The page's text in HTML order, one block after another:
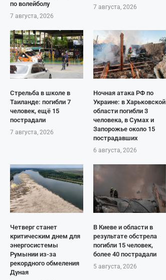
по волейболу
7 августа, 2026
7 августа, 2026
Стрельба в школе в
Таиланде: погибли 7
человек, ещё 15
пострадали
7 августа, 2026
Ночная атака РФ по
Украине: в Харьковской
области погибли 3
человека, в Сумах и
Запорожье около 15
пострадавших
6 августа, 2026
Четверг станет
критическим днем для
энергосистемы
Румынии из-за
рекордного обмеления
Дуная
В Киеве и области в
результате обстрела
погибли 15 человек,
более 40 пострадали
5 августа, 2026